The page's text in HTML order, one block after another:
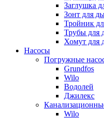
Заглушка
Зонт для
Тройник
Трубы для
Хомут для
Насосы
Погружные
Grundfos
Wilo
Водолей
Джилекс
Wilo